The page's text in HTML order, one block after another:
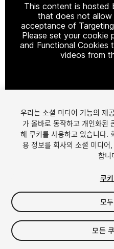
This content is hosted
that does not
acceptance of
Please set your cookie
and Functional
videos from
1/
$39.99
세금/부가세는 결제 시 반영됩니다.
우리는 소셜 미디어 기능의 제
가 올바로 동작하고 개인화된
해 쿠키를 사용하고 있습니다.
용 정보를 회사의 소셜 미디어
합니
쿠
모
모든